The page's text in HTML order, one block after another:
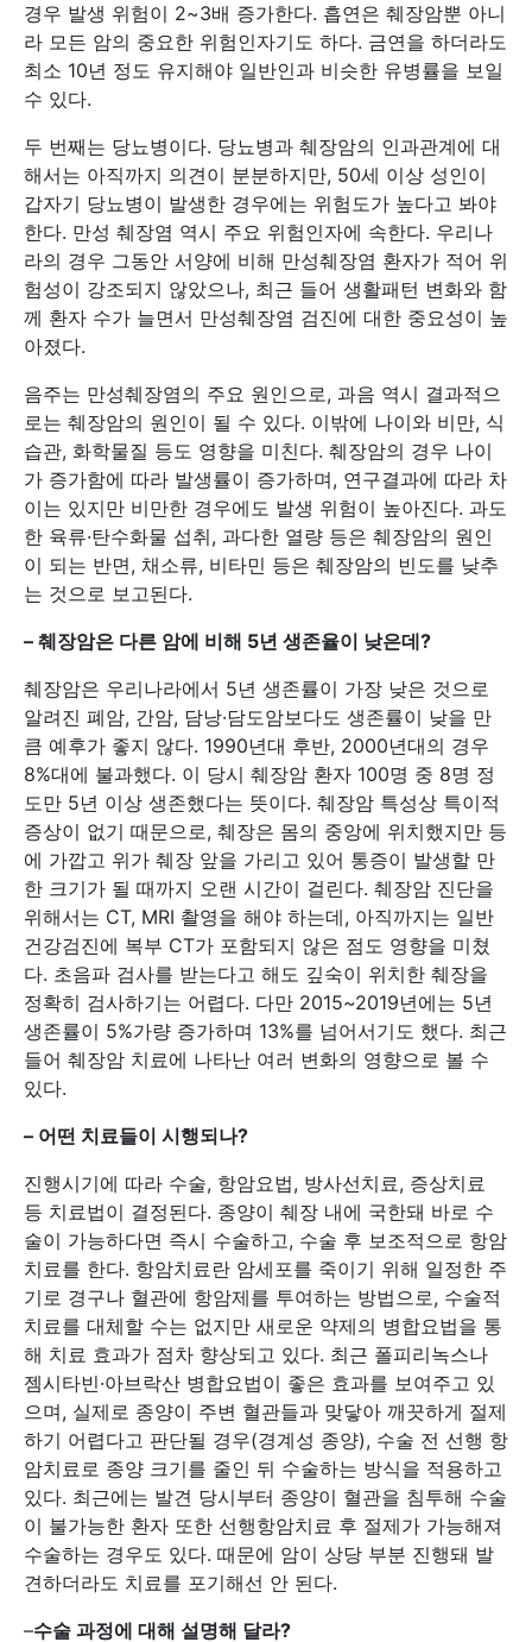
경우 발생 위험이 2~3배 증가한다. 흡연은 췌장암뿐 아니
라 모든 암의 중요한 위험인자기도 하다. 금연을 하더라도
최소 10년 정도 유지해야 일반인과 비슷한 유병률을 보일
수 있다.
두 번째는 당뇨병이다. 당뇨병과 췌장암의 인과관계에 대
해서는 아직까지 의견이 분분하지만, 50세 이상 성인이
갑자기 당뇨병이 발생한 경우에는 위험도가 높다고 봐야
한다. 만성 췌장염 역시 주요 위험인자에 속한다. 우리나
라의 경우 그동안 서양에 비해 만성췌장염 환자가 적어 위
험성이 강조되지 않았으나, 최근 들어 생활패턴 변화와 함
께 환자 수가 늘면서 만성췌장염 검진에 대한 중요성이 높
아졌다.
음주는 만성췌장염의 주요 원인으로, 과음 역시 결과적으
로는 췌장암의 원인이 될 수 있다. 이밖에 나이와 비만, 식
습관, 화학물질 등도 영향을 미친다. 췌장암의 경우 나이
가 증가함에 따라 발생률이 증가하며, 연구결과에 따라 차
이는 있지만 비만한 경우에도 발생 위험이 높아진다. 과도
한 육류·탄수화물 섭취, 과다한 열량 등은 췌장암의 원인
이 되는 반면, 채소류, 비타민 등은 췌장암의 빈도를 낮추
는 것으로 보고된다.
– 췌장암은 다른 암에 비해 5년 생존율이 낮은데?
췌장암은 우리나라에서 5년 생존률이 가장 낮은 것으로
알려진 폐암, 간암, 담낭·담도암보다도 생존률이 낮을 만
큼 예후가 좋지 않다. 1990년대 후반, 2000년대의 경우
8%대에 불과했다. 이 당시 췌장암 환자 100명 중 8명 정
도만 5년 이상 생존했다는 뜻이다. 췌장암 특성상 특이적
증상이 없기 때문으로, 췌장은 몸의 중앙에 위치했지만 등
에 가깝고 위가 췌장 앞을 가리고 있어 통증이 발생할 만
한 크기가 될 때까지 오랜 시간이 걸린다. 췌장암 진단을
위해서는 CT, MRI 촬영을 해야 하는데, 아직까지는 일반
건강검진에 복부 CT가 포함되지 않은 점도 영향을 미쳤
다. 초음파 검사를 받는다고 해도 깊숙이 위치한 췌장을
정확히 검사하기는 어렵다. 다만 2015~2019년에는 5년
생존률이 5%가량 증가하며 13%를 넘어서기도 했다. 최근
들어 췌장암 치료에 나타난 여러 변화의 영향으로 볼 수
있다.
– 어떤 치료들이 시행되나?
진행시기에 따라 수술, 항암요법, 방사선치료, 증상치료
등 치료법이 결정된다. 종양이 췌장 내에 국한돼 바로 수
술이 가능하다면 즉시 수술하고, 수술 후 보조적으로 항암
치료를 한다. 항암치료란 암세포를 죽이기 위해 일정한 주
기로 경구나 혈관에 항암제를 투여하는 방법으로, 수술적
치료를 대체할 수는 없지만 새로운 약제의 병합요법을 통
해 치료 효과가 점차 향상되고 있다. 최근 폴피리녹스나
젬시타빈·아브락산 병합요법이 좋은 효과를 보여주고 있
으며, 실제로 종양이 주변 혈관들과 맞닿아 깨끗하게 절제
하기 어렵다고 판단될 경우(경계성 종양), 수술 전 선행 항
암치료로 종양 크기를 줄인 뒤 수술하는 방식을 적용하고
있다. 최근에는 발견 당시부터 종양이 혈관을 침투해 수술
이 불가능한 환자 또한 선행항암치료 후 절제가 가능해져
수술하는 경우도 있다. 때문에 암이 상당 부분 진행돼 발
견하더라도 치료를 포기해선 안 된다.
–수술 과정에 대해 설명해 달라?